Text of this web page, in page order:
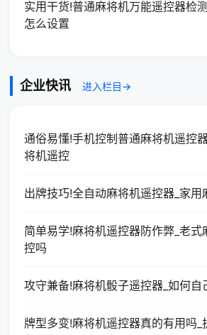
实用干货!普通麻将机万能遥控器检
怎么设置
企业快讯 进入栏目→
通俗易懂!手机控制普通麻将机遥控
将机遥控
出牌技巧!全自动麻将机遥控器_家
简单易学!麻将机遥控器防作弊_老
控吗
攻守兼备!麻将机骰子遥控器_如何自
牌型多变!麻将机遥控器真的有用吗